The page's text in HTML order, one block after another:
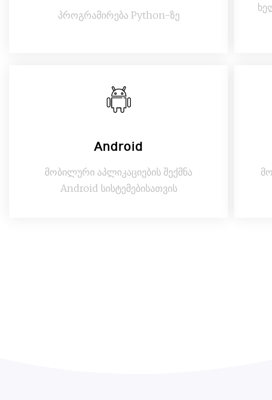
პროგრამირება Python-ზე
Android
მობილური აპლიკაციების შექმნა
Android სისტემებისათვის